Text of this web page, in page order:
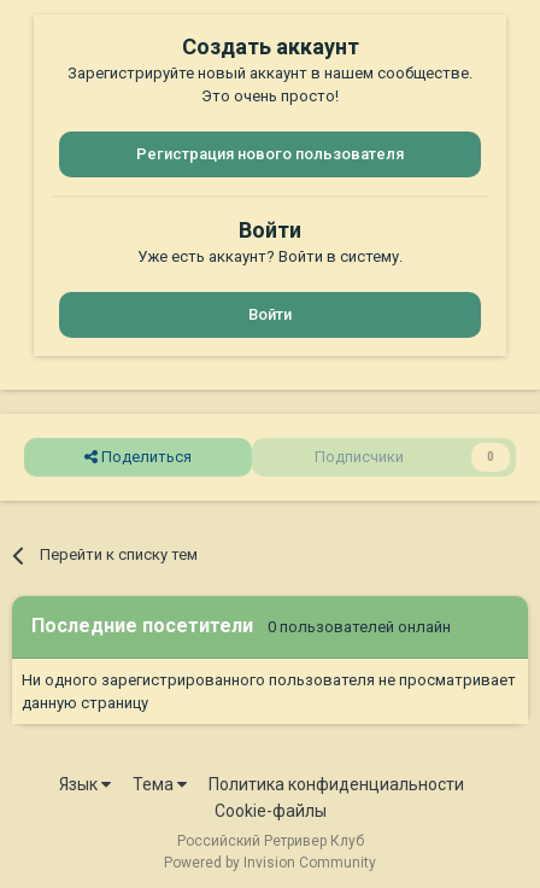
Создать аккаунт
Зарегистрируйте новый аккаунт в нашем сообществе.
Это очень просто!
Регистрация нового пользователя
Войти
Уже есть аккаунт? Войти в систему.
Войти
Поделиться Подписчики 0
Перейти к списку тем
Последние посетители 0 пользователей онлайн
Ни одного зарегистрированного пользователя не просматривает
данную страницу
Язык Тема
Политика конфиденциальности
Cookie-файлы
Российский Ретривер Клуб
Powered by Invision Community